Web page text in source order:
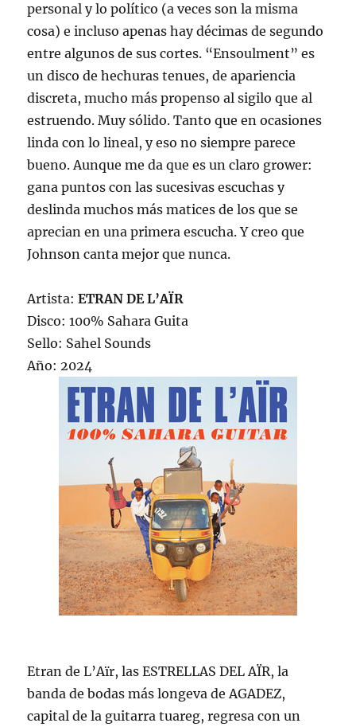
personal y lo político (a veces son la misma
cosa) e incluso apenas hay décimas de segundo
entre algunos de sus cortes. “Ensoulment” es
un disco de hechuras tenues, de apariencia
discreta, mucho más propenso al sigilo que al
estruendo. Muy sólido. Tanto que en ocasiones
linda con lo lineal, y eso no siempre parece
bueno. Aunque me da que es un claro grower:
gana puntos con las sucesivas escuchas y
deslinda muchos más matices de los que se
aprecian en una primera escucha. Y creo que
Johnson canta mejor que nunca.
Artista:ETRAN DE L’AÏR
Disco: 100% Sahara Guita
Sello: Sahel Sounds
Año: 2024
Etran de L’Aïr, las ESTRELLAS DEL AÏR, la
banda de bodas más longeva de AGADEZ,
capital de la guitarra tuareg, regresa con un